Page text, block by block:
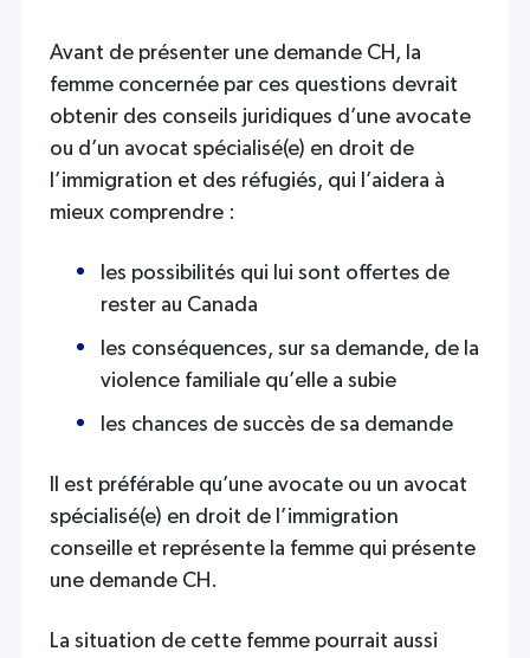
Avant de présenter une demande CH, la
femme concernée par ces questions devrait
obtenir des conseils juridiques d’une avocate
ou d’un avocat spécialisé(e) en droit de
l’immigration et des réfugiés, qui l’aidera à
mieux comprendre :
les possibilités qui lui sont offertes de
rester au Canada
les conséquences, sur sa demande, de la
violence familiale qu’elle a subie
les chances de succès de sa demande
Il est préférable qu’une avocate ou un avocat
spécialisé(e) en droit de l’immigration
conseille et représente la femme qui présente
une demande CH.
La situation de cette femme pourrait aussi